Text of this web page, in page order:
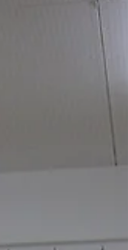
痕が残らないの
も心配なく、心配